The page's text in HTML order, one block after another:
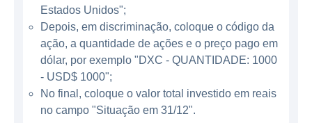
transformação organizacional.
PRESENÇA E ATUAÇÃO GLOBAL
A DXC é uma empresa verdadeiramente
global, presente em diversas regiões,
incluindo América do Norte, Europa, Ásia-
Estados Unidos";
Depois, em discriminação, coloque o código da
ação, a quantidade de ações e o preço pago em
dólar, por exemplo "DXC - QUANTIDADE: 1000
- USD$ 1000";
No final, coloque o valor total investido em reais
no campo "Situação em 31/12".